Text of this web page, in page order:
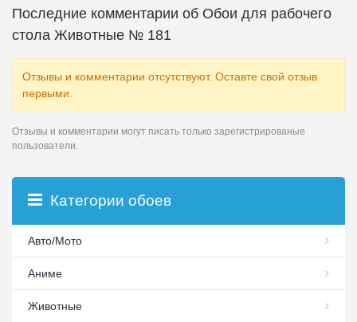
Последние комментарии об Обои для рабочего
стола Животные № 181
Отзывы и комментарии отсутствуют. Оставте свой отзыв
первыми.
Отзывы и комментарии могут писать только зарегистрированые
пользователи.
Категории обоев
Авто/Мото
Аниме
Животные